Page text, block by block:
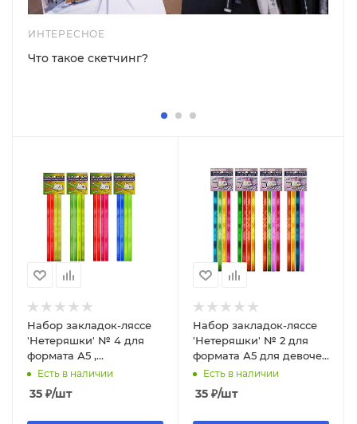
ИНТЕРЕСНОЕ
Что такое скетчинг?
Набор закладок-ляссе
'Нетеряшки' № 4 для
формата А5 ,
самоклеющиеся,
ассорти, 3А5-1-04
Есть в наличии
35 ₽/шт
Набор закладок-ляссе
'Нетеряшки' № 2 для
формата А5 для девочек
самоклеющиеся,
ассорти, 3А5-1-02
Есть в наличии
35 ₽/шт